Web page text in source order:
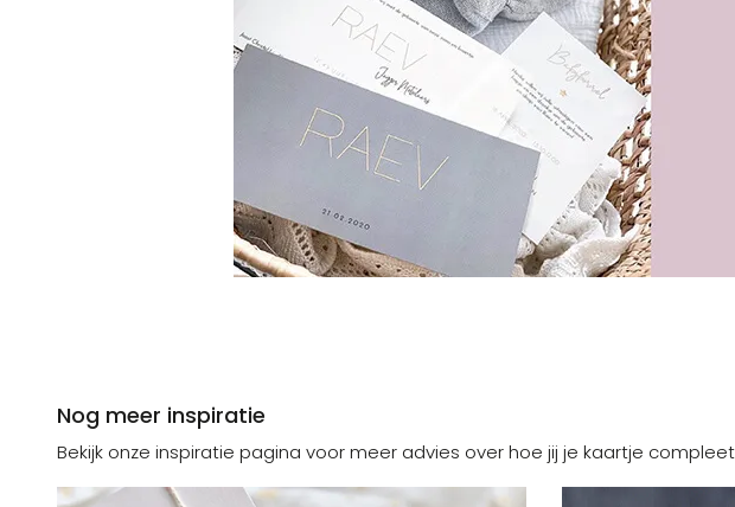
Nog meer inspiratie
Bekijk onze inspiratie pagina voor meer advies over hoe jij je kaartje